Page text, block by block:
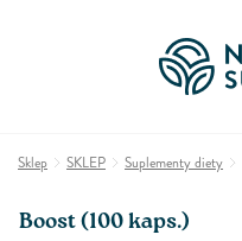
Sklep SKLEP Suplementy diety
Boost (100 kaps.)